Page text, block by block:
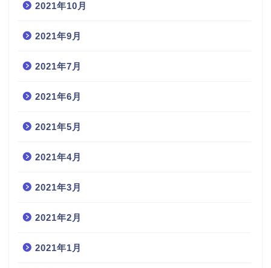
2021年10月
2021年9月
2021年7月
2021年6月
2021年5月
2021年4月
2021年3月
2021年2月
2021年1月